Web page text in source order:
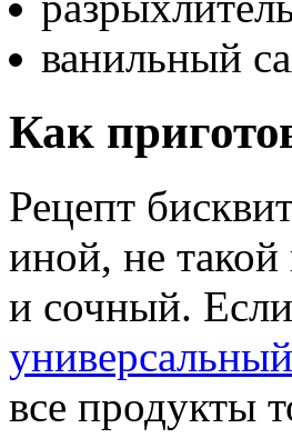
ванильный
Как
Рецепт
иной, не
и сочный.
все продукты